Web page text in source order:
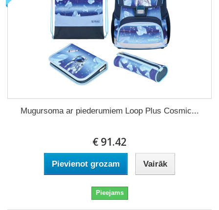
Mugursoma ar piederumiem Loop Plus Cosmic...
€ 91.42
Pievienot grozam Vairāk
Pieejams